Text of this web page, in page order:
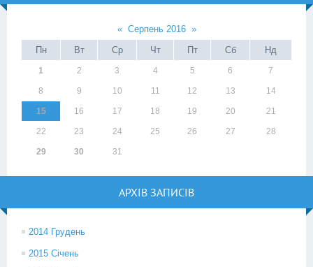
« Серпень 2016 »
Пн
Вт Ср Чт Пт Сб Нд
1 2 3 4 5 6 7
8 9 10 11 12 13 14
15 16 17 18 19 20 21
22 23 24 25 26 27 28
29 30 31
АРХІВ ЗАПИСІВ
2014 Грудень
2015 Січень